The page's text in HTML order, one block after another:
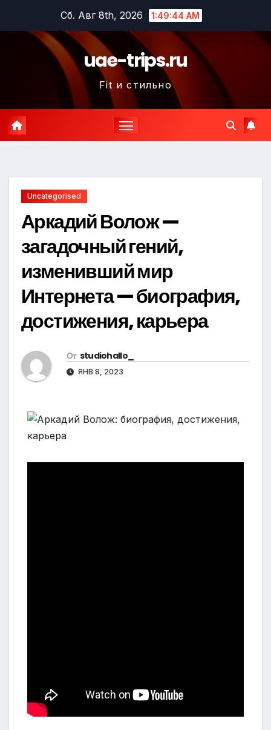
содержимому
Сб. Авг 8th, 2026 1:49:45 AM
uae-trips.ru
Fit и стильно
Uncategorised
Аркадий Волож —
загадочный гений,
изменивший мир
Интернета — биография,
достижения, карьера
От studiohallo_
ЯНВ 8, 2023